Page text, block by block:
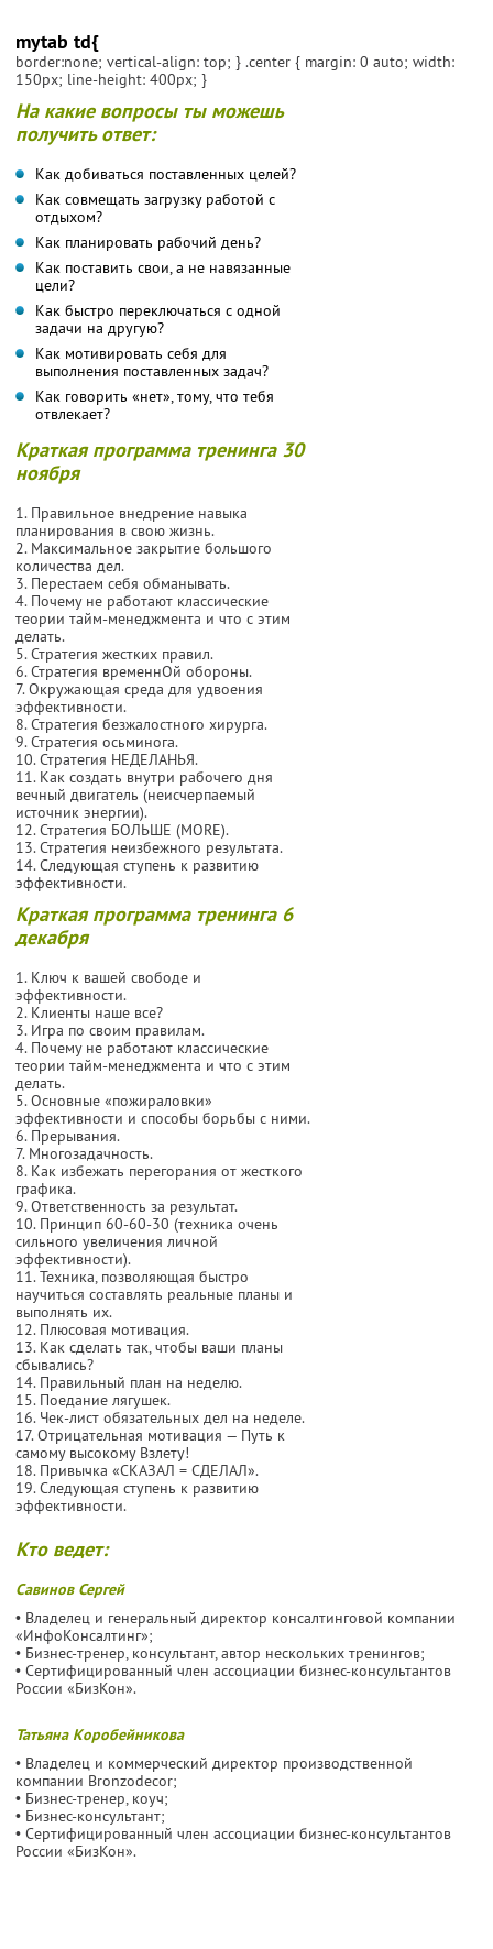
mytab td{
border:none; vertical-align: top; } .center { margin: 0 auto; width:
150px; line-height: 400px; }
На какие вопросы ты можешь
получить ответ:
Как добиваться поставленных целей?
Как совмещать загрузку работой с
отдыхом?
Как планировать рабочий день?
Как поставить свои, а не навязанные
цели?
Как быстро переключаться с одной
задачи на другую?
Как мотивировать себя для
выполнения поставленных задач?
Как говорить «нет», тому, что тебя
отвлекает?
Краткая программа тренинга 30
ноября
1. Правильное внедрение навыка
планирования в свою жизнь.
2. Максимальное закрытие большого
количества дел.
3. Перестаем себя обманывать.
4. Почему не работают классические
теории тайм-менеджмента и что с этим
делать.
5. Стратегия жестких правил.
6. Стратегия временнОй обороны.
7. Окружающая среда для удвоения
эффективности.
8. Стратегия безжалостного хирурга.
9. Стратегия осьминога.
10. Стратегия НЕДЕЛАНЬЯ.
11. Как создать внутри рабочего дня
вечный двигатель (неисчерпаемый
источник энергии).
12. Стратегия БОЛЬШЕ (MORE).
13. Стратегия неизбежного результата.
14. Следующая ступень к развитию
эффективности.
Краткая программа тренинга 6
декабря
1. Ключ к вашей свободе и
эффективности.
2. Клиенты наше все?
3. Игра по своим правилам.
4. Почему не работают классические
теории тайм-менеджмента и что с этим
делать.
5. Основные «пожираловки»
эффективности и способы борьбы с ними.
6. Прерывания.
7. Многозадачность.
8. Как избежать перегорания от жесткого
графика.
9. Ответственность за результат.
10. Принцип 60-60-30 (техника очень
сильного увеличения личной
эффективности).
11. Техника, позволяющая быстро
научиться составлять реальные планы и
выполнять их.
12. Плюсовая мотивация.
13. Как сделать так, чтобы ваши планы
сбывались?
14. Правильный план на неделю.
15. Поедание лягушек.
16. Чек-лист обязательных дел на неделе.
17. Отрицательная мотивация — Путь к
самому высокому Взлету!
18. Привычка «СКАЗАЛ = СДЕЛАЛ».
19. Следующая ступень к развитию
эффективности.
Кто ведет:
Савинов Сергей
• Владелец и генеральный директор консалтинговой компании
«ИнфоКонсалтинг»;
• Бизнес-тренер, консультант, автор нескольких тренингов;
• Сертифицированный член ассоциации бизнес-консультантов
России «БизКон».
Татьяна Коробейникова
• Владелец и коммерческий директор производственной
компании Bronzodecor;
• Бизнес-тренер, коуч;
• Бизнес-консультант;
• Сертифицированный член ассоциации бизнес-консультантов
России «БизКон».